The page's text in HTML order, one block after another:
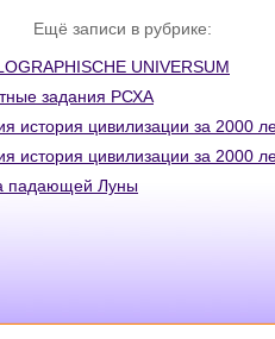
Ещё записи в рубрике:
UNIVERSUM
задания РСХА
история цивилизации за 2000
история цивилизации за 2000
падающей Луны